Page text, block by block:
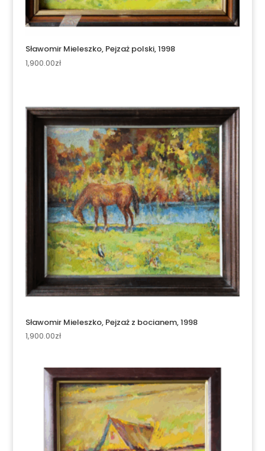
Sławomir Mieleszko, Pejzaż polski, 1998
1,900.00zł
Sławomir Mieleszko, Pejzaż z bocianem, 1998
1,900.00zł